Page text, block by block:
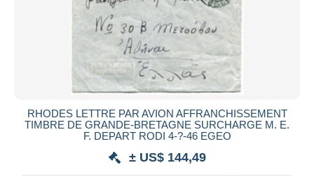
RHODES LETTRE PAR AVION AFFRANCHISSEMENT
TIMBRE DE GRANDE-BRETAGNE SURCHARGE M. E.
F. DEPART RODI 4-?-46 EGEO
± US$ 144,49